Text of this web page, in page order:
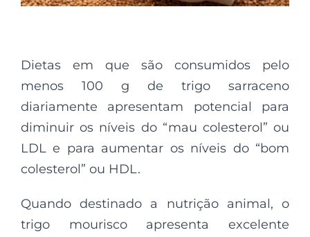
Dietas em que são consumidos pelo
menos 100 g de trigo sarraceno
diariamente apresentam potencial para
diminuir os níveis do “mau colesterol” ou
LDL e para aumentar os níveis do “bom
colesterol” ou HDL.
Quando destinado a nutrição animal, o
trigo mourisco apresenta excelente